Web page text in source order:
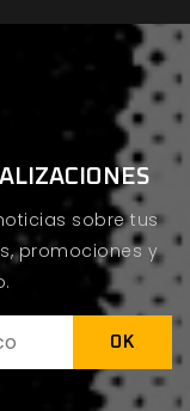
sobre tus
promociones y